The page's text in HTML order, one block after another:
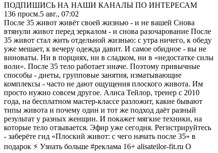
ПОДПИШИСЬ НА НАШИ КАНАЛЫ ПО ИНТЕРЕСАМ
136 просм.5 авг., 07:02
После 35 живот живёт своей жизнью - и не вашей Снова
втянули живот перед зеркалом - и снова разочарование После
35 живот стал жить отдельной жизнью: с утра ничего, к обеду
уже мешает, к вечеру одежда давит. И самое обидное - вы не
виноваты. Ни в порциях, ни в сладком, ни в «недостатке силы
воли». После 35 тело работает иначе. Поэтому привычные
способы - диеты, групповые занятия, изматывающие
комплексы - часто не дают ощущения плоского живота. Им
просто нужно совсем другое. Алиса Тейлор, тренер с 2010
года, на бесплатном мастер-классе разложит, какие бывают
типы живота и почему один и тот же подход даёт разный
результат у разных женщин. И покажет мягкие техники, на
которые тело отзывается. Эфир уже сегодня. Регистрируйтесь
- заберёте гид «Плоский живот: с чего начать после 35» в
подарок ⚡ Узнать больше #реклама 16+ alisateilor-fit.ru О